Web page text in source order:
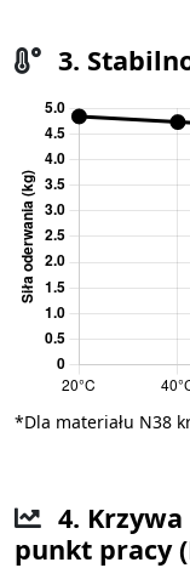
3.
*Dla materiału N38
4.
punkt pracy